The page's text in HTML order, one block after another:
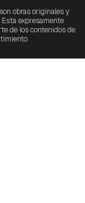
obras originales y
expresamente
de los contenidos de